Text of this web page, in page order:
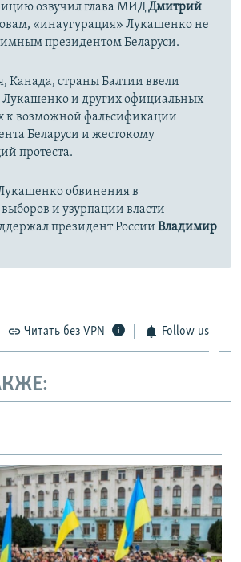
озвучил глава МИДДмитрий
«инаугурация» Лукашенко не
президентом Беларуси.
Канада, страны Балтии ввели
и других официальных
к возможной фальсификации
Беларуси и жестокому
протеста.
обвинения в
и узурпации власти
президент России Владимир
Читать без VPN Follow us